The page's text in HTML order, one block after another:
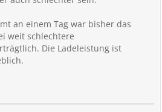
an einem Tag war bisher das
weit schlechtere
Die Ladeleistung ist